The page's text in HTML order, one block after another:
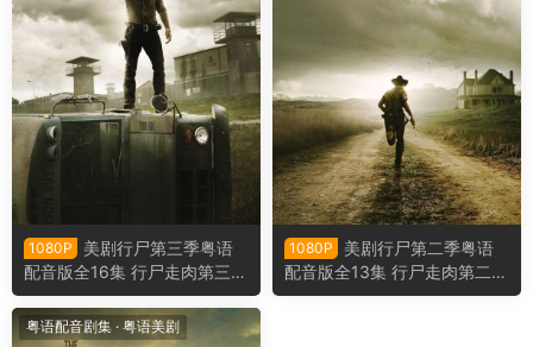
1080P
美剧行尸第三季粤语
配音版全16集 行尸走肉第三季
粤语版
1080P
美剧行尸第二季粤语
配音版全13集 行尸走肉第二季
粤语版
粤语配音剧集 · 粤语美剧